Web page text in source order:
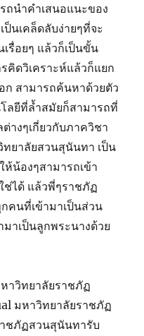
ถนำคำเสนอแนะของ
นเคล็ดลับง่ายๆที่จะ
เรื่อยๆ แล้วก็เป็นขั้น
คิดวิเคราะห์แล้วก็แยก
ก สามารถค้นหาด้วยตัว
ลยีที่ล้ำสมัยก็สามารถที่
างๆเกี่ยวกับภาควิชา
ยาลัยสวนสุนันทา เป็น
ห้น้องๆสามารถเข้า
ช่ได้ แล้วพี่ๆราชภัฏ
คนที่เข้ามาเป็นส่วน
าเป็นลูกพระนางด้วย
าวิทยาลัยราชภัฏ
มหาวิทยาลัยราชภัฏ
ชภัฏสวนสุนันทารับ